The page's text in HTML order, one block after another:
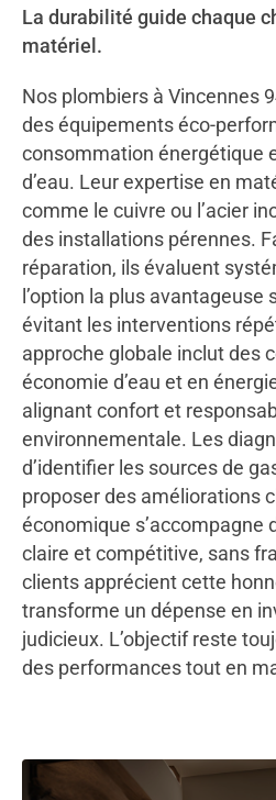
La durabilité guide chaque
matériel.
Nos plombiers à Vincennes
des équipements éco-
consommation énergétique
d’eau. Leur expertise en
comme le cuivre ou l’acier
des installations pérennes.
réparation, ils évaluent
l’option la plus avantageuse
évitant les interventions
approche globale inclut des
économie d’eau et en
alignant confort et
environnementale. Les
d’identifier les sources de
proposer des améliorations
économique s’accompagne
claire et compétitive, sans
clients apprécient cette
transforme un dépense en
judicieux. L’objectif reste
des performances tout en